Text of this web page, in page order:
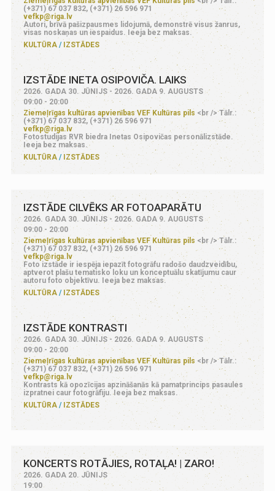
(+371) 67 037 832, (+371) 26 596 971
vefkp@riga.lv
Autori, brīvā pašizpausmes lidojumā, demonstrē visus žanrus,
visas noskaņas un iespaidus. Ieeja bez maksas.
KULTŪRA
IZSTĀDES
IZSTĀDE INETA OSIPOVIČA. LAIKS
2026. GADA 30. JŪNIJS - 2026. GADA 9. AUGUSTS
09:00 - 20:00
Ziemeļrīgas kultūras apvienības VEF Kultūras pils <br /> Tālr.:
(+371) 67 037 832, (+371) 26 596 971
vefkp@riga.lv
Fotostudijas RVR biedra Inetas Osipovičas personālizstāde.
Ieeja bez maksas.
KULTŪRA
IZSTĀDES
IZSTĀDE CILVĒKS AR FOTOAPARĀTU
2026. GADA 30. JŪNIJS - 2026. GADA 9. AUGUSTS
09:00 - 20:00
Ziemeļrīgas kultūras apvienības VEF Kultūras pils <br /> Tālr.:
(+371) 67 037 832, (+371) 26 596 971
vefkp@riga.lv
Foto izstāde ir iespēja iepazīt fotogrāfu radošo daudzveidību,
aptverot plašu tematisko loku un konceptuālu skatījumu caur
autoru foto objektīvu. Ieeja bez maksas.
KULTŪRA
IZSTĀDES
IZSTĀDE KONTRASTI
2026. GADA 30. JŪNIJS - 2026. GADA 9. AUGUSTS
09:00 - 20:00
Ziemeļrīgas kultūras apvienības VEF Kultūras pils <br /> Tālr.:
(+371) 67 037 832, (+371) 26 596 971
vefkp@riga.lv
Kontrasts kā opozīcijas apzināšanās kā pamatprincips pasaules
izpratnei caur fotogrāfiju. Ieeja bez maksas.
KULTŪRA
IZSTĀDES
KONCERTS ROTĀJIES, ROTAĻA! | ZARO!
2026. GADA 20. JŪNIJS
19:00